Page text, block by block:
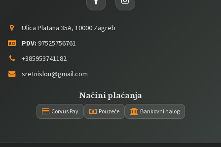
Ulica Platana 35A, 10000 Zagreb
PDV: 97525756761
+385953741182
sretnislon@gmail.com
Načini plaćanja
Corvus Pay Pouzeće Bankovni nalog